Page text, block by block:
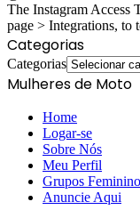
The Instagram Access
page > Integrations, to
Categorias
Categorias
Mulheres de Moto
Home
Logar-se
Sobre Nós
Meu Perfil
Grupos
Anuncie Aqui